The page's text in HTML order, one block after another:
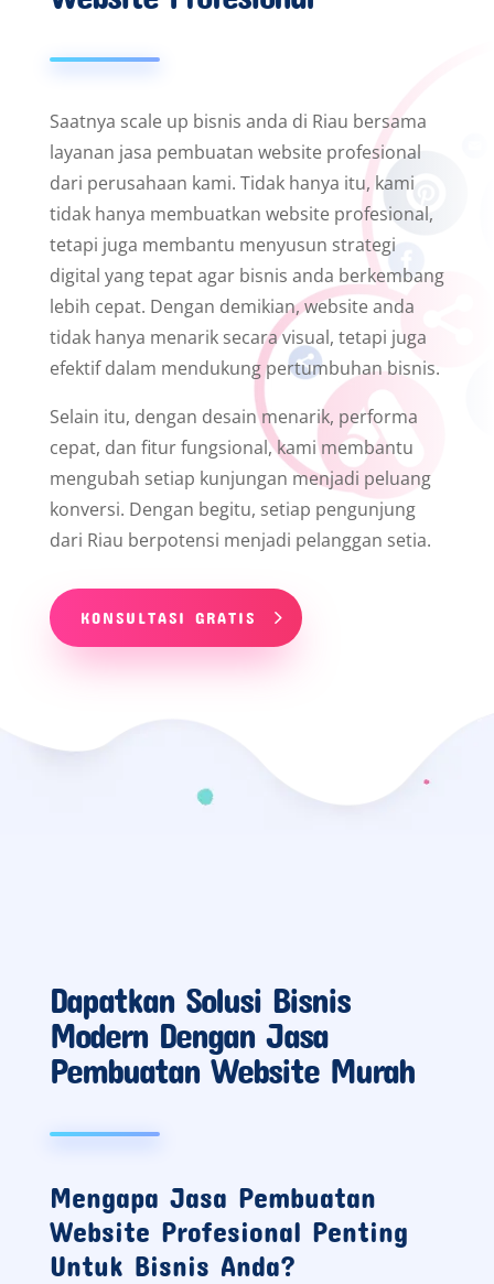
Saatnya scale up bisnis anda di Riau bersama
layanan jasa pembuatan website profesional
dari perusahaan kami. Tidak hanya itu, kami
tidak hanya membuatkan website profesional,
tetapi juga membantu menyusun strategi
digital yang tepat agar bisnis anda berkembang
lebih cepat. Dengan demikian, website anda
tidak hanya menarik secara visual, tetapi juga
efektif dalam mendukung pertumbuhan bisnis.
Selain itu, dengan desain menarik, performa
cepat, dan fitur fungsional, kami membantu
mengubah setiap kunjungan menjadi peluang
konversi. Dengan begitu, setiap pengunjung
dari Riau berpotensi menjadi pelanggan setia.
KONSULTASI GRATIS
Dapatkan Solusi Bisnis
Modern Dengan Jasa
Pembuatan Website Murah
Mengapa Jasa Pembuatan
Website Profesional Penting
Untuk Bisnis Anda?